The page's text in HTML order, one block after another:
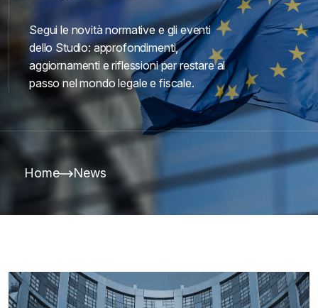
Segui le novità normative e gli eventi
dello Studio: approfondimenti,
aggiornamenti e riflessioni per restare al
passo nel mondo legale e fiscale.
Home News